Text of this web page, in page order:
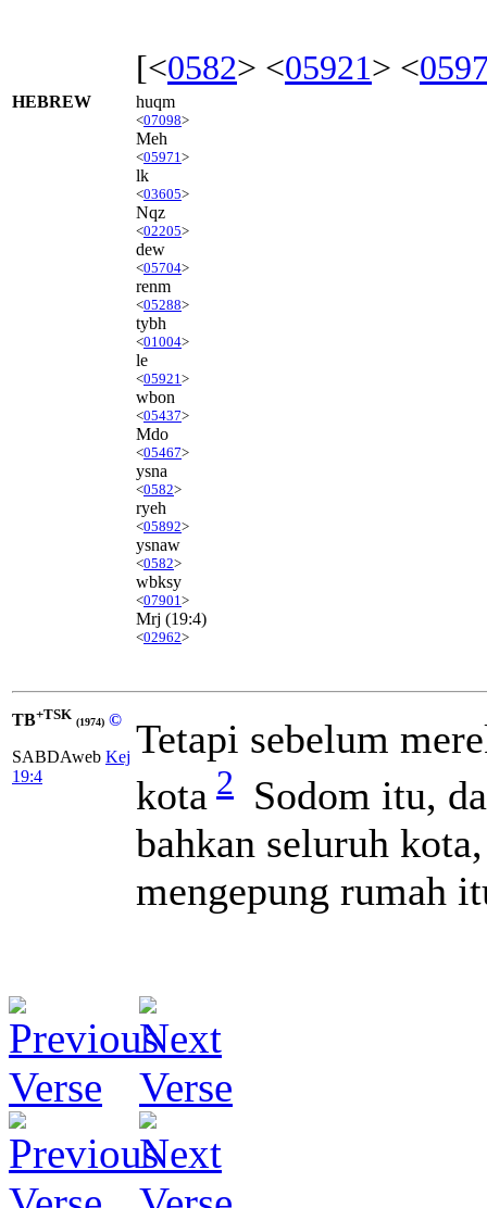
[<0582> <05921> <
HEBREW huqm
<07098>
Meh
<05971 >
lk
<03605>
Nqz
<02205>
dew
<05704>
renm
<05288>
tybh
<01004>
le
<05921 >
wbon
<05437>
Mdo
<05467>
ysna
<0582>
ryeh
<05892>
ysnaw
<0582>
wbksy
<07901 >
Mrj (19:4)
<02962>
TB+TSK (1974) ©
SABDAweb Kej
19:4
Tetapi sebelum
kota 2 Sodom itu,
bahkan seluruh
mengepung rumah